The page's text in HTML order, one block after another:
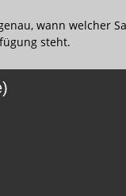
wann welcher
steht.